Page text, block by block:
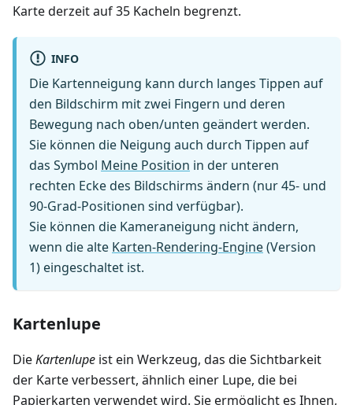
Karte derzeit auf 35 Kacheln begrenzt.
INFO
Die Kartenneigung kann durch langes Tippen auf
den Bildschirm mit zwei Fingern und deren
Bewegung nach oben/unten geändert werden.
Sie können die Neigung auch durch Tippen auf
das Symbol Meine Position in der unteren
rechten Ecke des Bildschirms ändern (nur 45- und
90-Grad-Positionen sind verfügbar).
Sie können die Kameraneigung nicht ändern,
wenn die alte Karten-Rendering-Engine(Version
1) eingeschaltet ist.
Kartenlupe
DieKartenlupe ist ein Werkzeug, das die Sichtbarkeit
der Karte verbessert, ähnlich einer Lupe, die bei
Papierkarten verwendet wird. Sie ermöglicht es Ihnen,